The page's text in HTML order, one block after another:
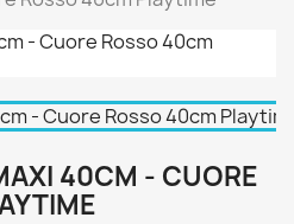
40CM - CUORE